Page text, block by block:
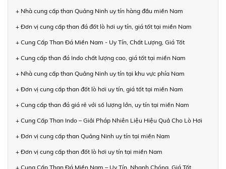
+ Nhà cung cấp than Quảng Ninh uy tín hàng đầu miền Nam
+ Đơn vị cung cấp than đá đốt lò hơi uy tín, giá tốt tại miền Nam
+ Cung Cấp Than Đá Miền Nam - Uy Tín, Chất Lượng, Giá Tốt
+ Cung cấp than đá Indo chất lượng cao, giá tốt tại miền Nam
+ Nhà cung cấp than Quảng Ninh uy tín tại khu vực phía Nam
+ Đơn vị cung cấp than đốt lò hơi uy tín, giá tốt tại miền Nam
+ Cung cấp than đá giá rẻ với số lượng lớn, uy tín tại miền Nam
+ Cung Cấp Than Indo – Giải Pháp Nhiên Liệu Hiệu Quả Cho Lò Hơi
+ Đơn vị cung cấp than Quảng Ninh uy tín tại miền Nam
+ Đơn vị cung cấp than đốt lò hơi uy tín tại miền Nam
+ Cung Cấp Than Đá Miền Nam – Uy Tín, Nhanh Chóng, Giá Tốt